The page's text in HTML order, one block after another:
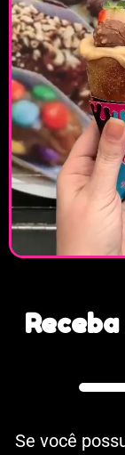
Receba
Se você